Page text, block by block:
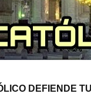
DEFIENDE